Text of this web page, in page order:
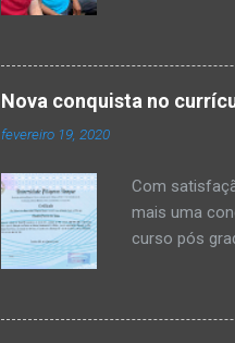
Nova conquista no
fevereiro 19, 2020
Com
mais uma
curso pós